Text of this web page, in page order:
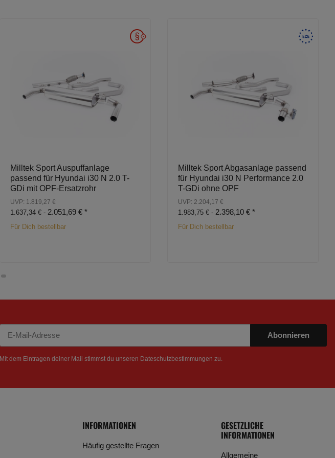
Milltek Sport Auspuffanlage
passend für Hyundai i30 N 2.0 T-
GDi mit OPF-Ersatzrohr
UVP: 1.819,27 €
1.637,34 € - 2.051,69 € *
Für Dich bestellbar
Milltek Sport Abgasanlage passend
für Hyundai i30 N Performance 2.0
T-GDi ohne OPF
UVP: 2.204,17 €
1.983,75 € - 2.398,10 € *
Für Dich bestellbar
Abonnieren
Mit dem Eintragen deiner Mail stimmst du unseren Dateschutzbestimmungen zu.
INFORMATIONEN
Häufig gestellte Fragen
GESETZLICHE
INFORMATIONEN
Allgemeine